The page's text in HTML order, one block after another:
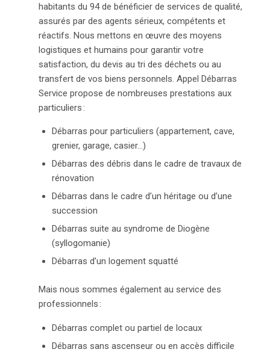
habitants du 94 de bénéficier de services de qualité,
assurés par des agents sérieux, compétents et
réactifs. Nous mettons en œuvre des moyens
logistiques et humains pour garantir votre
satisfaction, du devis au tri des déchets ou au
transfert de vos biens personnels. Appel Débarras
Service propose de nombreuses prestations aux
particuliers :
Débarras pour particuliers (appartement, cave,
grenier, garage, casier…)
Débarras des débris dans le cadre de travaux de
rénovation
Débarras dans le cadre d’un héritage ou d’une
succession
Débarras suite au syndrome de Diogène
(syllogomanie)
Débarras d’un logement squatté
Mais nous sommes également au service des
professionnels :
Débarras complet ou partiel de locaux
Débarras sans ascenseur ou en accès difficile